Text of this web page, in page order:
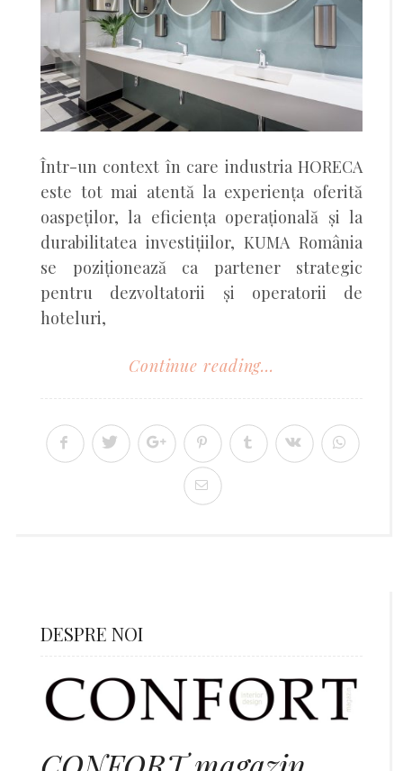
Într-un context în care industria HORECA
este tot mai atentă la experiența oferită
oaspeților, la eficiența operațională și la
durabilitatea investițiilor, KUMA România
se poziționează ca partener strategic
pentru dezvoltatorii și operatorii de
hoteluri,
Continue reading...
DESPRE NOI